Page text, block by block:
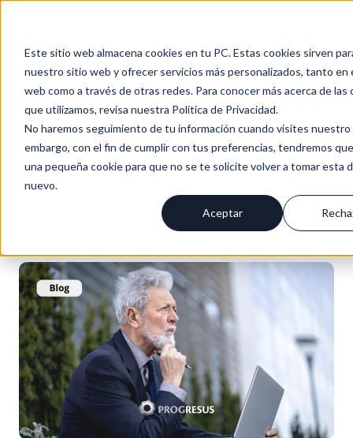
Este sitio web almacena cookies en tu PC. Estas cookies sirven
nuestro sitio web y ofrecer servicios más personalizados, tanto en
web como a través de otras redes. Para conocer más acerca de las
que utilizamos, revisa nuestra Política de Privacidad.
No haremos seguimiento de tu información cuando visites nuestro
embargo, con el fin de cumplir con tus preferencias, tendremos
una pequeña cookie para que no se te solicite volver a tomar esta
nuevo.
Aceptar
Progresus Blog | servicio al cliente
BLOG PROGRESUS / NOTICIAS & NOVEDADES
SUSCRÍBIRME